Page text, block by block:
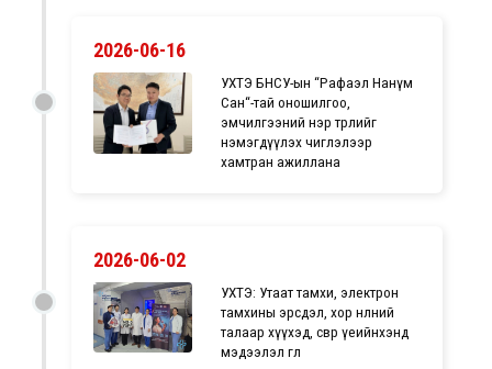
2026-06-16
УХТЭ БНСУ-ын “Рафаэл Нанүм
Сан“-тай оношилгоо,
эмчилгээний нэр төрлийг
нэмэгдүүлэх чиглэлээр
хамтран ажиллана
2026-06-02
УХТЭ: Утаат тамхи, электрон
тамхины эрсдэл, хор нөлөөний
талаар хүүхэд, өсвөр үеийнхэнд
мэдээлэл өглөө